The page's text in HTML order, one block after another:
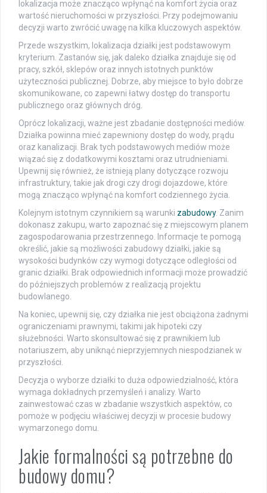
lokalizacja może znacząco wpłynąć na komfort życia oraz
wartość nieruchomości w przyszłości. Przy podejmowaniu
decyzji warto zwrócić uwagę na kilka kluczowych aspektów.
Przede wszystkim, lokalizacja działki jest podstawowym
kryterium. Zastanów się, jak daleko działka znajduje się od
pracy, szkół, sklepów oraz innych istotnych punktów
użyteczności publicznej. Dobrze, aby miejsce to było dobrze
skomunikowane, co zapewni łatwy dostęp do transportu
publicznego oraz głównych dróg.
Oprócz lokalizacji, ważne jest zbadanie dostępności mediów.
Działka powinna mieć zapewniony dostęp do wody, prądu
oraz kanalizacji. Brak tych podstawowych mediów może
wiązać się z dodatkowymi kosztami oraz utrudnieniami.
Upewnij się również, że istnieją plany dotyczące rozwoju
infrastruktury, takie jak drogi czy drogi dojazdowe, które
mogą znacząco wpłynąć na komfort codziennego życia.
Kolejnym istotnym czynnikiem są warunki zabudowy. Zanim
dokonasz zakupu, warto zapoznać się z miejscowym planem
zagospodarowania przestrzennego. Informacje te pomogą
określić, jakie są możliwości zabudowy działki, jakie są
wysokości budynków czy wymogi dotyczące odległości od
granic działki. Brak odpowiednich informacji może prowadzić
do późniejszych problemów z realizacją projektu
budowlanego.
Na koniec, upewnij się, czy działka nie jest obciążona żadnymi
ograniczeniami prawnymi, takimi jak hipoteki czy
służebności. Warto skonsultować się z prawnikiem lub
notariuszem, aby uniknąć nieprzyjemnych niespodzianek w
przyszłości.
Decyzja o wyborze działki to duża odpowiedzialność, która
wymaga dokładnych przemyśleń i analizy. Warto
zainwestować czas w zbadanie wszystkich aspektów, co
pomoże w podjęciu właściwej decyzji w procesie budowy
wymarzonego domu.
Jakie formalności są potrzebne do
budowy domu?